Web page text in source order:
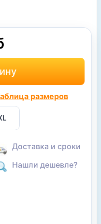
размеров
Доставка и сроки
Нашли дешевле?